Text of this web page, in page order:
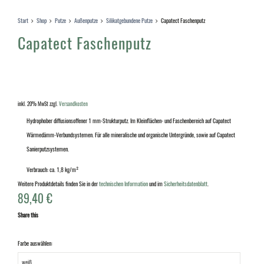
Start Shop Putze Außenputze Silikatgebundene Putze Capatect Faschenputz
Capatect Faschenputz
inkl. 20% MwStzzgl.Versandkosten
Hydrophober diffusionsoffener 1 mm-Strukturputz. Im Kleinflächen- und Faschenbereich auf Capatect
Wärmedämm-Verbundsystemen. Für alle mineralische und organische Untergründe, sowie auf Capatect
Sanierputzsystemen.
Verbrauch: ca. 1,8 kg/m²
Weitere Produktdetails finden Sie in dertechnischen Informationund imSicherheitsdatenblatt
89,40€
Farbe auswählen:
Share this